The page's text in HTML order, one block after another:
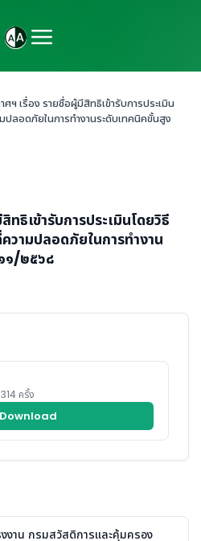
ศฯ เรื่อง รายชื่อผู้มีสิทธิเข้ารับการประเมิน
ลอดภัยในการทำงานระดับเทคนิคขั้นสูง
ทธิเข้ารับการประเมินโดยวิธี
วามปลอดภัยในการทำงาน
๑/๒๕๖๘
ครั้ง
Download
งาน กรมสวัสดิการและคุ้มครอง